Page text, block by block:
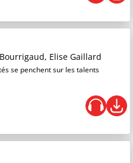
Elise Gaillard
se penchent sur les talents